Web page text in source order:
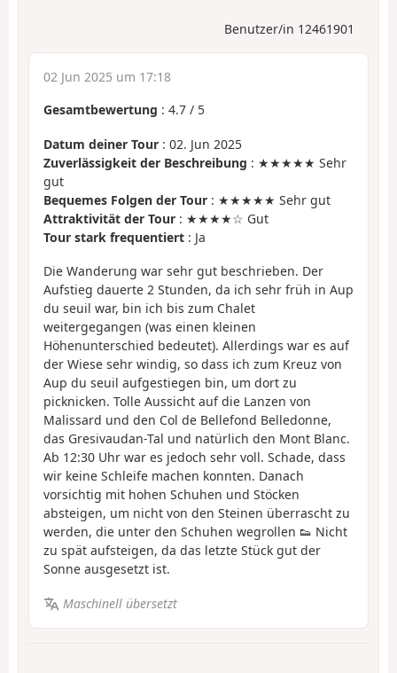
Benutzer/in 12461901
02 Jun 2025 um 17:18
Gesamtbewertung : 4.7 / 5
Datum deiner Tour : 02. Jun 2025
Zuverlässigkeit der Beschreibung : ★★★★★ Sehr
gut
Bequemes Folgen der Tour : ★★★★★ Sehr gut
Attraktivität der Tour : ★★★★☆ Gut
Tour stark frequentiert : Ja
Die Wanderung war sehr gut beschrieben. Der
Aufstieg dauerte 2 Stunden, da ich sehr früh in Aup
du seuil war, bin ich bis zum Chalet
weitergegangen (was einen kleinen
Höhenunterschied bedeutet). Allerdings war es auf
der Wiese sehr windig, so dass ich zum Kreuz von
Aup du seuil aufgestiegen bin, um dort zu
picknicken. Tolle Aussicht auf die Lanzen von
Malissard und den Col de Bellefond Belledonne,
das Gresivaudan-Tal und natürlich den Mont Blanc.
Ab 12:30 Uhr war es jedoch sehr voll. Schade, dass
wir keine Schleife machen konnten. Danach
vorsichtig mit hohen Schuhen und Stöcken
absteigen, um nicht von den Steinen überrascht zu
werden, die unter den Schuhen wegrollen 👟 Nicht
zu spät aufsteigen, da das letzte Stück gut der
Sonne ausgesetzt ist.
Maschinell übersetzt